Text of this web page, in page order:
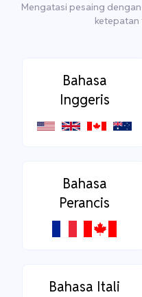
Mengatasi pesaing
ketepatan
Bahasa
Inggeris
Bahasa
Perancis
Bahasa Itali